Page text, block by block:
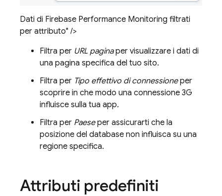
Dati di Firebase Performance Monitoring filtrati
per attributo" />
Filtra per URL paginaper visualizzare i dati di
una pagina specifica del tuo sito.
Filtra per Tipo effettivo di connessioneper
scoprire in che modo una connessione 3G
influisce sulla tua app.
Filtra per Paeseper assicurarti che la
posizione del database non influisca su una
regione specifica.
Attributi predefiniti